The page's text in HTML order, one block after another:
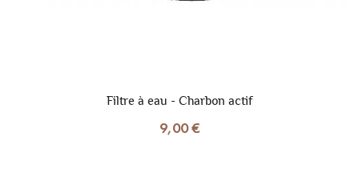
Filtre à eau - Charbon actif
9,00 €